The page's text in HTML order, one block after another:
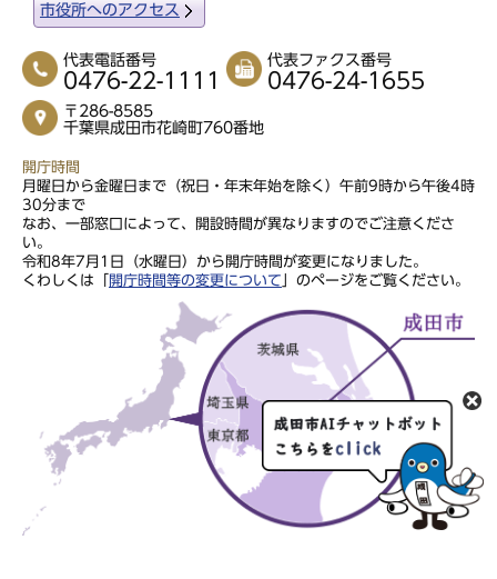
市役所へのアクセス
代表電話番号
0476-22-1111
代表ファクス番号
0476-24-1655
〒286-8585
千葉県成田市花崎町760番地
開庁時間
月曜日から金曜日まで（祝日・年末年始を除く）午前9時から午後4時
30分まで
なお、一部窓口によって、開設時間が異なりますのでご注意くださ
い。
令和8年7月1日（水曜日）から開庁時間が変更になりました。
くわしくは「
開庁時間等の変更について 」のページをご覧ください。